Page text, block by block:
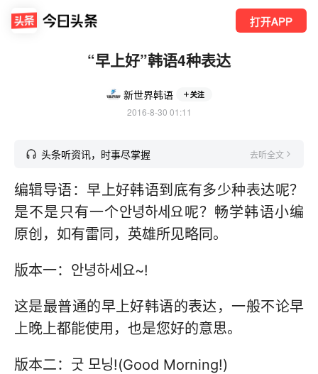
打开APP
“早上好”韩语4种表达
新世界韩语 关注
2016-8-30 01:11
头条听资讯，时事尽掌握 去听全文
编辑导语：早上好韩语到底有多少种表达呢？
是不是只有一个안녕하세요呢？畅学韩语小编
原创，如有雷同，英雄所见略同。
版本一：안녕하세요~!
这是最普通的早上好韩语的表达，一般不论早
上晚上都能使用，也是您好的意思。
版本二：굿 모닝!(Good Morning!)